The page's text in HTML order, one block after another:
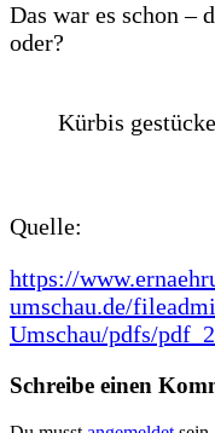
Das war es schon –
oder?
Kürbis
Quelle:
https://
umschau.de/
Umschau/pdfs/
Schreibe einen